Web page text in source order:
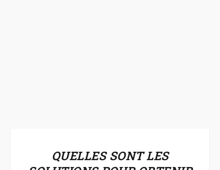
QUELLES SONT LES